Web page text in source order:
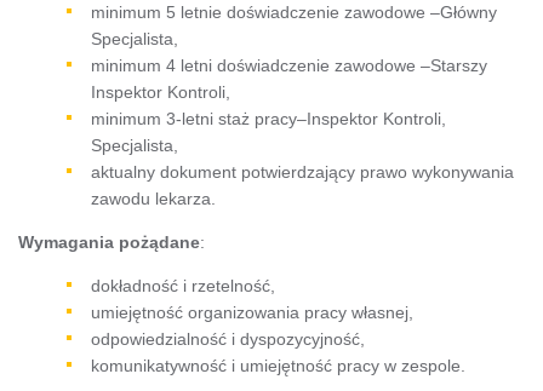
minimum 5 letnie doświadczenie zawodowe –Główny
Specjalista,
minimum 4 letni doświadczenie zawodowe –Starszy
Inspektor Kontroli,
minimum 3-letni staż pracy–Inspektor Kontroli,
Specjalista,
aktualny dokument potwierdzający prawo wykonywania
zawodu lekarza.
Wymagania pożądane:
dokładność i rzetelność,
umiejętność organizowania pracy własnej,
odpowiedzialność i dyspozycyjność,
komunikatywność i umiejętność pracy w zespole.